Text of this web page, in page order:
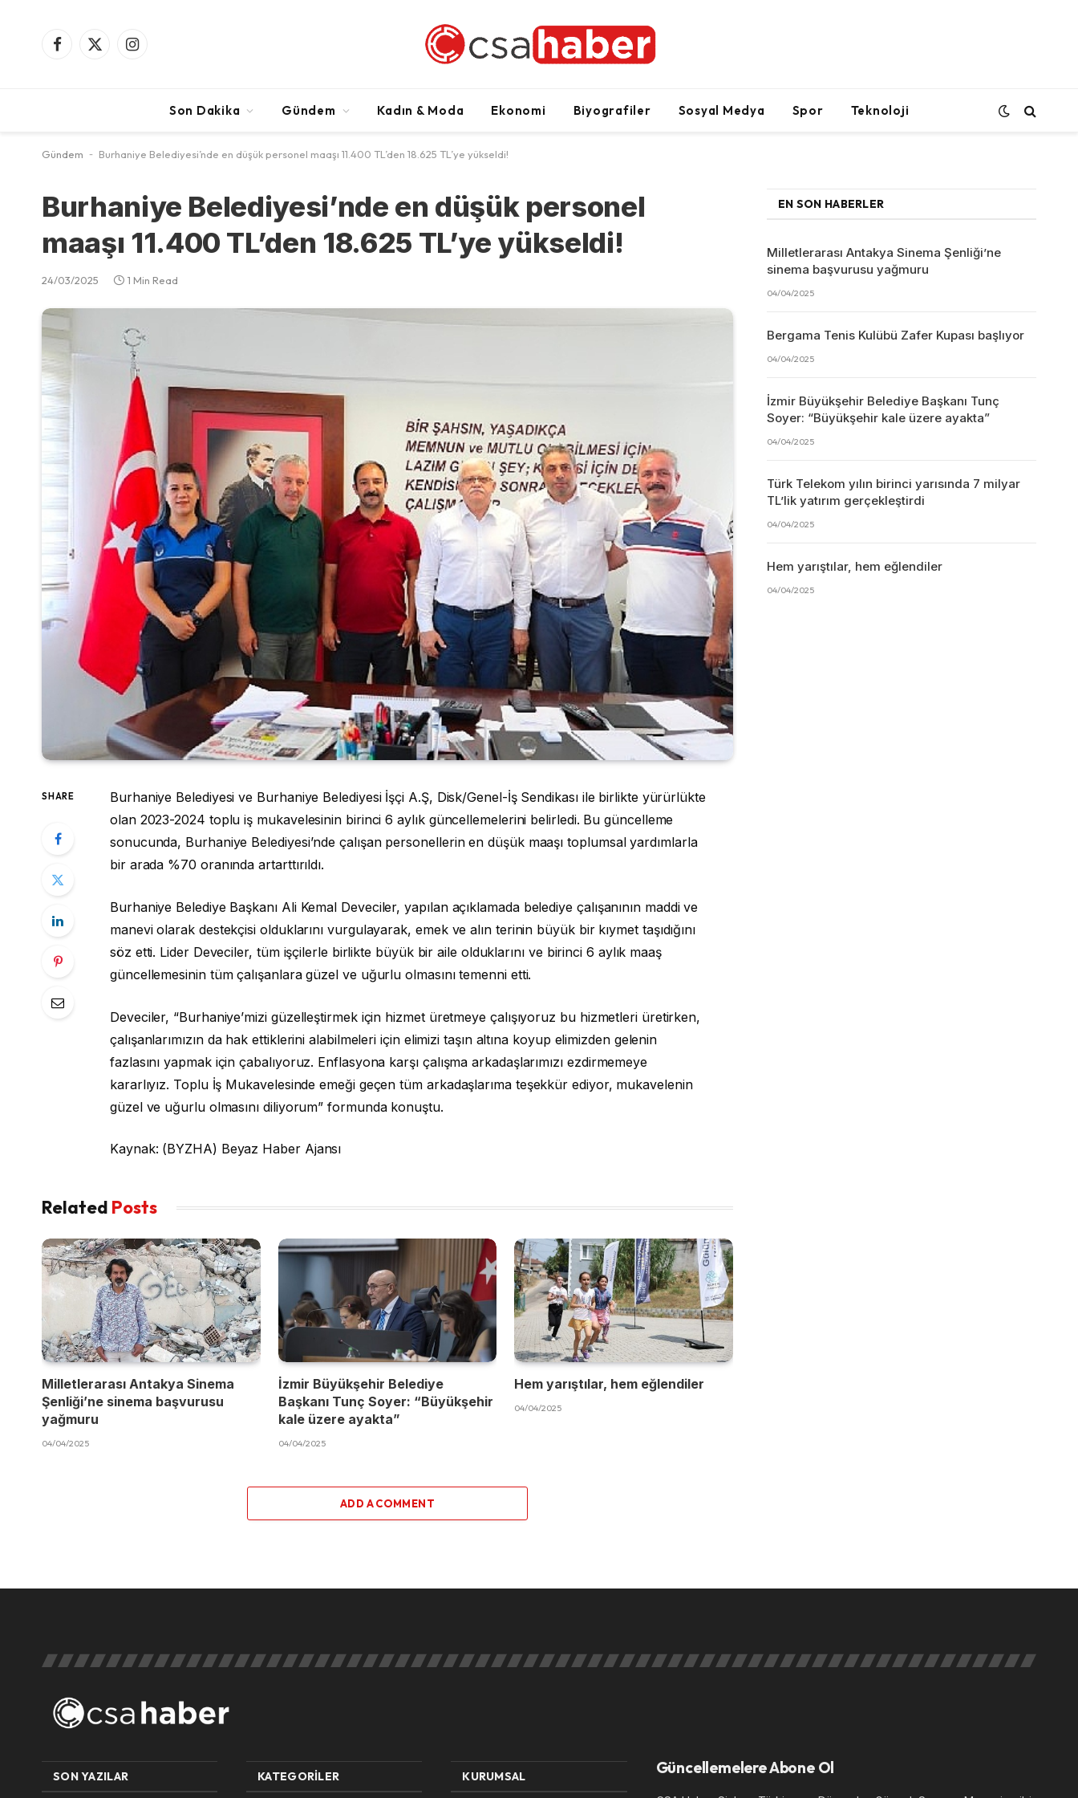
Facebook
X
Instagram
Son Dakika Gündem Kadın & Moda Ekonomi Biyografiler Sosyal Medya Spor Teknoloji
Gündem - Burhaniye Belediyesi’nde en düşük personel maaşı 11.400 TL’den 18.625 TL’ye yükseldi!
Burhaniye Belediyesi’nde en düşük personel
maaşı 11.400 TL’den 18.625 TL’ye yükseldi!
24/03/2025 1 Min Read
SHARE
Burhaniye Belediyesi ve Burhaniye Belediyesi İşçi A.Ş, Disk/Genel-İş Sendikası ile birlikte yürürlükte
olan 2023-2024 toplu iş mukavelesinin birinci 6 aylık güncellemelerini belirledi. Bu güncelleme
sonucunda, Burhaniye Belediyesi’nde çalışan personellerin en düşük maaşı toplumsal yardımlarla
bir arada %70 oranında artarttırıldı.
Burhaniye Belediye Başkanı Ali Kemal Deveciler, yapılan açıklamada belediye çalışanının maddi ve
manevi olarak destekçisi olduklarını vurgulayarak, emek ve alın terinin büyük bir kıymet taşıdığını
söz etti. Lider Deveciler, tüm işçilerle birlikte büyük bir aile olduklarını ve birinci 6 aylık maaş
güncellemesinin tüm çalışanlara güzel ve uğurlu olmasını temenni etti.
Deveciler, “Burhaniye’mizi güzelleştirmek için hizmet üretmeye çalışıyoruz bu hizmetleri üretirken,
çalışanlarımızın da hak ettiklerini alabilmeleri için elimizi taşın altına koyup elimizden gelenin
fazlasını yapmak için çabalıyoruz. Enflasyona karşı çalışma arkadaşlarımızı ezdirmemeye
kararlıyız. Toplu İş Mukavelesinde emeği geçen tüm arkadaşlarıma teşekkür ediyor, mukavelenin
güzel ve uğurlu olmasını diliyorum” formunda konuştu.
Kaynak: (BYZHA) Beyaz Haber Ajansı
Related Posts
Milletlerarası Antakya Sinema
Şenliği’ne sinema başvurusu
yağmuru
04/04/2025
İzmir Büyükşehir Belediye
Başkanı Tunç Soyer: “Büyükşehir
kale üzere ayakta”
04/04/2025
Hem yarıştılar, hem eğlendiler
04/04/2025
ADD A COMMENT
EN SON HABERLER
Milletlerarası Antakya Sinema Şenliği’ne
sinema başvurusu yağmuru
04/04/2025
Bergama Tenis Kulübü Zafer Kupası başlıyor
04/04/2025
İzmir Büyükşehir Belediye Başkanı Tunç
Soyer: “Büyükşehir kale üzere ayakta”
04/04/2025
Türk Telekom yılın birinci yarısında 7 milyar
TL’lik yatırım gerçekleştirdi
04/04/2025
Hem yarıştılar, hem eğlendiler
04/04/2025
SON YAZILAR KATEGORILER KURUMSAL Güncellemelere Abone Ol